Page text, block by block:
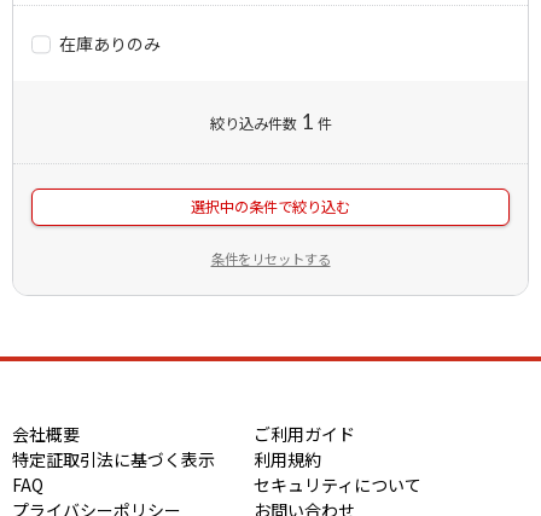
在庫ありのみ
絞り込み件数 1 件
選択中の条件で絞り込む
条件をリセットする
会社概要
ご利用ガイド
特定証取引法に基づく表示
利用規約
FAQ
セキュリティについて
プライバシーポリシー
お問い合わせ